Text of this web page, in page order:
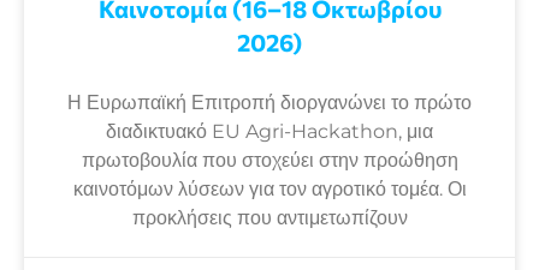
Καινοτομία (16–18 Οκτωβρίου
2026)
Η Ευρωπαϊκή Επιτροπή διοργανώνει το πρώτο
διαδικτυακό EU Agri-Hackathon, μια
πρωτοβουλία που στοχεύει στην προώθηση
καινοτόμων λύσεων για τον αγροτικό τομέα. Οι
προκλήσεις που αντιμετωπίζουν